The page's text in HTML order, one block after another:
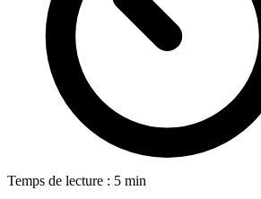
Temps de lecture : 5 min